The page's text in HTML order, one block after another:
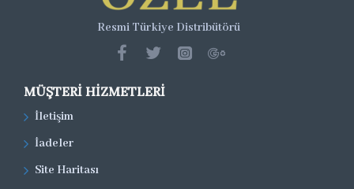
Resmi Türkiye Distribütörü
MÜŞTERI HIZMETLERI
İletişim
İadeler
Site Haritası